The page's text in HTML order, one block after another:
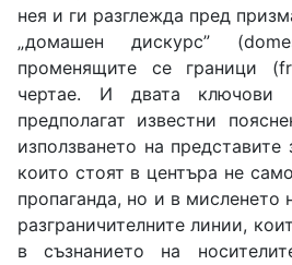
нея и ги разглежда пред
„домашен дискурс”
променящите се граници
чертае. И двата ключови
предполагат известни
използването на
които стоят в центъра не
пропаганда, но и в мисленето
разграничителните линии,
в съзнанието на